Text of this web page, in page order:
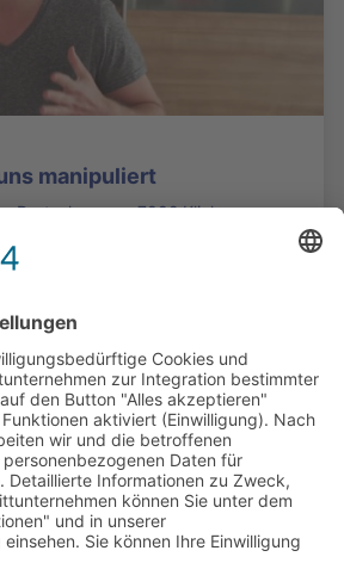
manipuliert
Drotschmann - 7882 Klicks
und Informationen.
Forum für Medien, Bildung
jederzeit und überall
Mehr erfahren